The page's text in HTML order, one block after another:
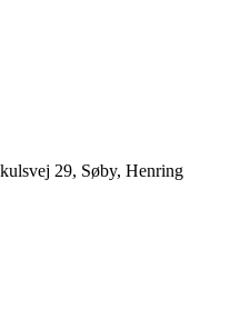
29, Søby, Henring